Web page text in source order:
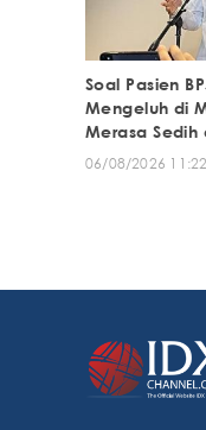
Soal Pasien
Mengeluh di
Merasa Sedih
06/08/2026